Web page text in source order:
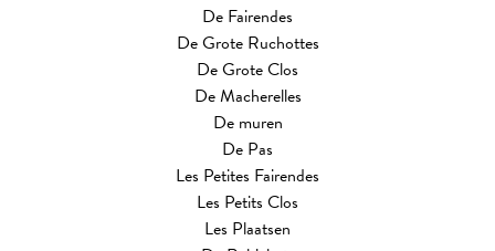
De Fairendes
De Grote Ruchottes
De Grote Clos
De Macherelles
De muren
De Pas
Les Petites Fairendes
Les Petits Clos
Les Plaatsen